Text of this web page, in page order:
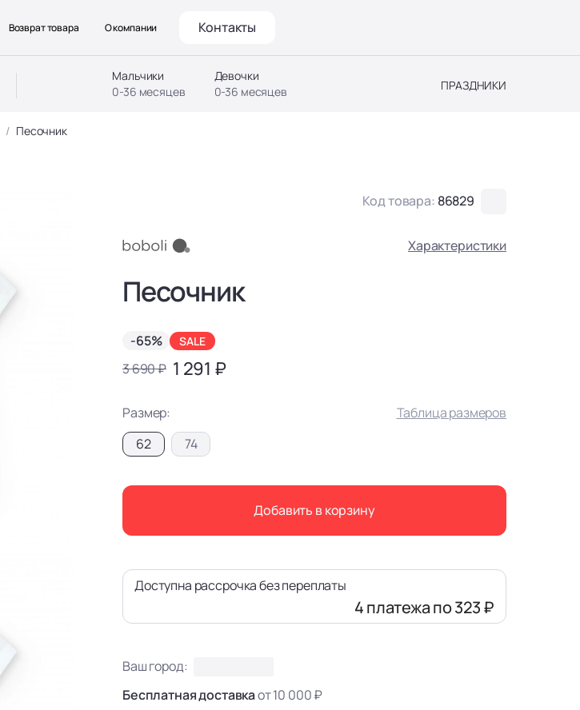
Мальчики
0-36 месяцев
Девочки
0-36 месяцев
ПРАЗДНИКИ
Возврат товара О компании Контакты
Песочник
Код товара: 86829
Характеристики
Песочник
-65% SALE
3 690 ₽ 1 291 ₽
Размер:
Таблица размеров
62
74
Добавить в корзину
Доступна рассрочка без переплаты
4 платежапо 323 ₽
Ваш город:
Бесплатная доставкаот 10 000 ₽